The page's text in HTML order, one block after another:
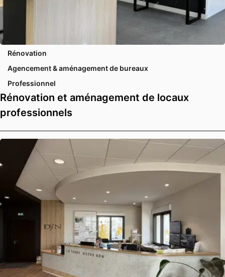
Rénovation
Agencement & aménagement de bureaux
Professionnel
Rénovation et aménagement de locaux
professionnels